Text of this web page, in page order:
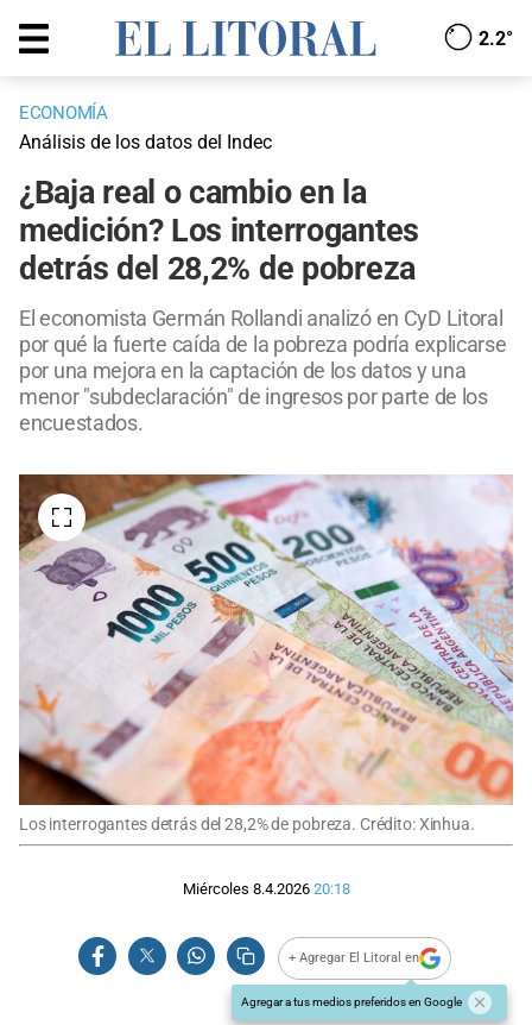
2.2°
ECONOMÍA
Análisis de los datos del Indec
¿Baja real o cambio en la
medición? Los interrogantes
detrás del 28,2% de pobreza
El economista Germán Rollandi analizó en CyD Litoral
por qué la fuerte caída de la pobreza podría explicarse
por una mejora en la captación de los datos y una
menor "subdeclaración" de ingresos por parte de los
encuestados.
Los interrogantes detrás del 28,2% de pobreza. Crédito: Xinhua.
Miércoles 8.4.2026 20:18
+ Agregar El Litoral en
Agregar a tus medios preferidos en Google